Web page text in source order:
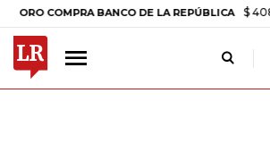
BANCO DE LA REPÚBLICA $ 408.498,97